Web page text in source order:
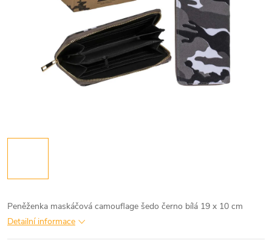
Peněženka maskáčová camouflage šedo černo bílá 19 x 10 cm
Detailní informace